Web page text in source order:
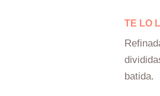
TE LO
batida.